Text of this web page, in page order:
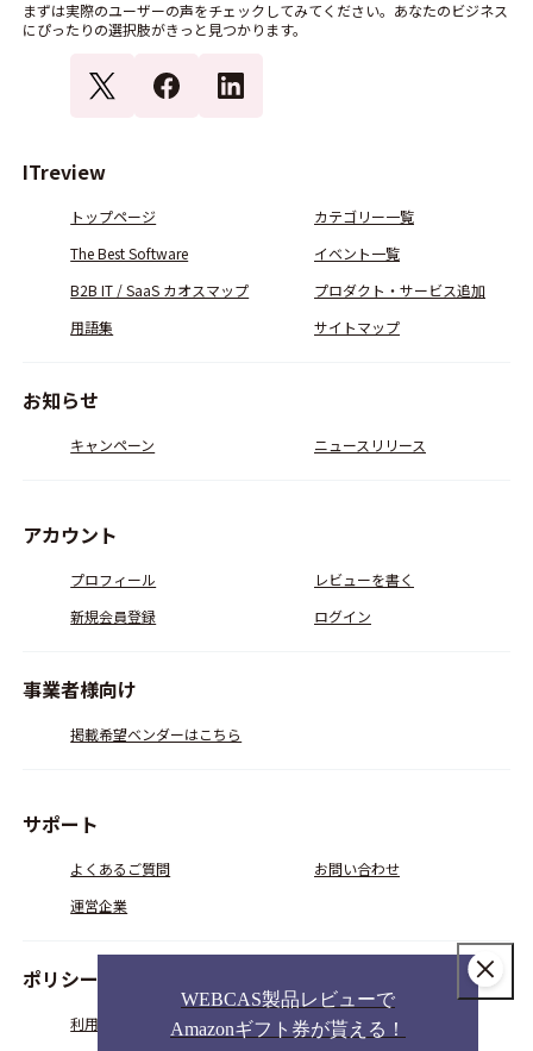
WEBCAS製品レビューで
Amazonギフト券が貰える！
まずは実際のユーザーの声をチェックしてみてください。あなたのビジネス
にぴったりの選択肢がきっと見つかります。
ITreview
トップページ
カテゴリー一覧
The Best Software
イベント一覧
B2B IT / SaaS カオスマップ
プロダクト・サービス追加
用語集
サイトマップ
お知らせ
キャンペーン ニュースリリース
アカウント
プロフィール
レビューを書く
新規会員登録
ログイン
事業者様向け
掲載希望ベンダーはこちら
サポート
よくあるご質問
お問い合わせ
運営企業
ポリシー
利用規約
会員規約